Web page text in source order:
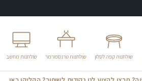
שולחנות קפה לסלון שולחנות טרנספורמר שולחנות מחשב